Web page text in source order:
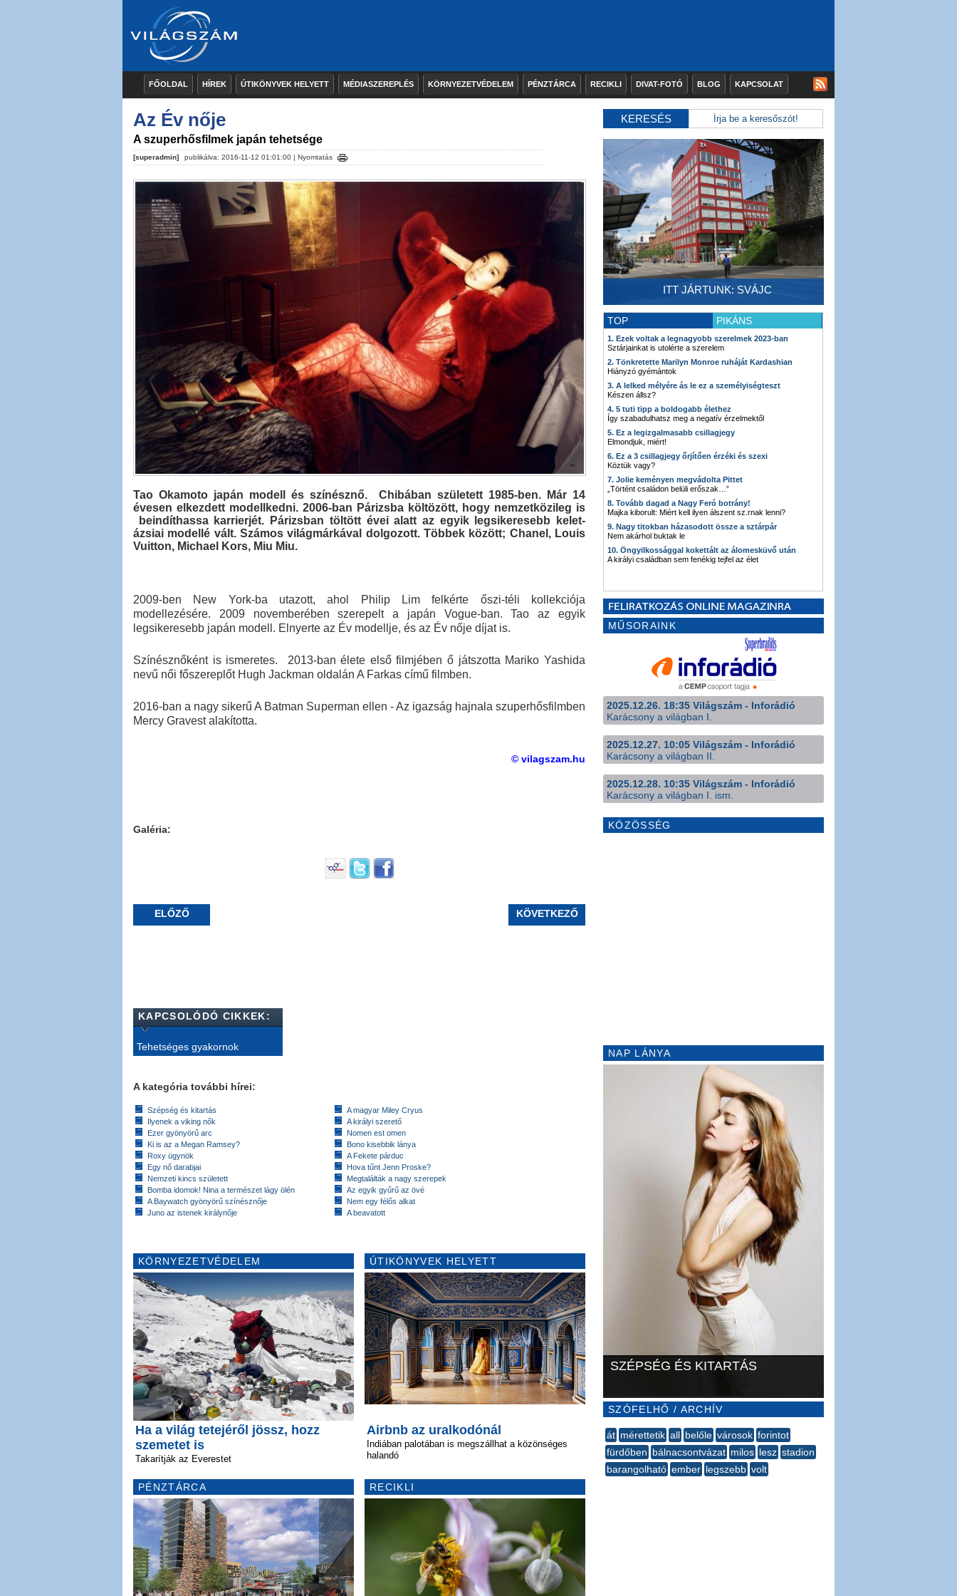
FŐOLDAL HÍREK ÚTIKÖNYVEK HELYETT MÉDIASZEREPLÉS KÖRNYEZETVÉDELEM PÉNZTÁRCA RECIKLI DIVAT-FOTÓ BLOG KAPCSOLAT
Az Év nője
A szuperhősfilmek japán tehetsége
[superadmin] publikálva: 2016-11-12 01:01:00 | Nyomtatás
Tao Okamoto japán modell és színésznő. Chibában született 1985-ben. Már 14
évesen elkezdett modellkedni. 2006-ban Párizsba költözött, hogy nemzetközileg is
beindíthassa karrierjét. Párizsban töltött évei alatt az egyik legsikeresebb kelet-
ázsiai modellé vált. Számos világmárkával dolgozott. Többek között; Chanel, Louis
Vuitton, Michael Kors, Miu Miu.
2009-ben New York-ba utazott, ahol Philip Lim felkérte őszi-téli kollekciója
modellezésére. 2009 novemberében szerepelt a japán Vogue-ban. Tao az egyik
legsikeresebb japán modell. Elnyerte az Év modellje, és az Év nője díjat is.
Színésznőként is ismeretes. 2013-ban élete első filmjében ő játszotta Mariko Yashida
nevű női főszereplőt Hugh Jackman oldalán A Farkas című filmben.
2016-ban a nagy sikerű A Batman Superman ellen - Az igazság hajnala szuperhősfilmben
Mercy Gravest alakította.
© vilagszam.hu
Galéria:
ELŐZŐ KÖVETKEZŐ
KAPCSOLÓDÓ CIKKEK:
Tehetséges gyakornok
A kategória további hírei:
Szépség és kitartás
Ilyenek a viking nők
Ezer gyönyörű arc
Ki is az a Megan Ramsey?
Roxy ügynök
Egy nő darabjai
Nemzeti kincs született
Bomba idomok! Nina a természet lágy ölén
A Baywatch gyönyörű színésznője
Juno az istenek királynője
A magyar Miley Cryus
A királyi szerető
Nomen est omen
Bono kisebbik lánya
A Fekete párduc
Hova tűnt Jenn Proske?
Megtalálták a nagy szerepek
Az egyik gyűrű az övé
Nem egy félős alkat
A beavatott
KÖRNYEZETVÉDELEM
Ha a világ tetejéről jössz, hozz
szemetet is
Takarítják az Everestet
PÉNZTÁRCA
ÚTIKÖNYVEK HELYETT
Airbnb az uralkodónál
Indiában palotában is megszállhat a közönséges
halandó
RECIKLI
KERESÉS
ITT JÁRTUNK: SVÁJC
TOP PIKÁNS
1. Ezek voltak a legnagyobb szerelmek 2023-ban
Sztárjainkat is utolérte a szerelem
2. Tönkretette Marilyn Monroe ruháját Kardashian
Hiányzó gyémántok
3. A lelked mélyére ás le ez a személyiségteszt
Készen állsz?
4. 5 tuti tipp a boldogabb élethez
Így szabadulhatsz meg a negatív érzelmektől
5. Ez a legizgalmasabb csillagjegy
Elmondjuk, miért!
6. Ez a 3 csillagjegy őrjítően érzéki és szexi
Köztük vagy?
7. Jolie keményen megvádolta Pittet
„Történt családon belüli erőszak…”
8. Tovább dagad a Nagy Feró botrány!
Majka kiborult: Miért kell ilyen álszent sz.rnak lenni?
9. Nagy titokban házasodott össze a sztárpár
Nem akárhol buktak le
10. Öngyilkossággal kokettált az álomesküvő után
A királyi családban sem fenékig tejfel az élet
MŰSORAINK
2025.12.26. 18:35 Világszám - Inforádió
Karácsony a világban I.
2025.12.27. 10:05 Világszám - Inforádió
Karácsony a világban II.
2025.12.28. 10:35 Világszám - Inforádió
Karácsony a világban I. ism.
KÖZÖSSÉG
NAP LÁNYA
SZÉPSÉG ÉS KITARTÁS
SZÓFELHŐ / ARCHÍV
át mérettetik all belőle városok forintot
fürdőben bálnacsontvázat milos lesz stadion
barangolható ember legszebb volt